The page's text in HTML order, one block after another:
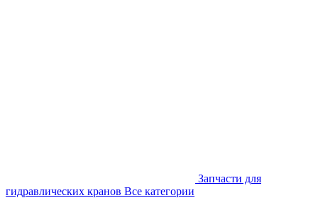
Запчасти для
гидравлических кранов Все категории